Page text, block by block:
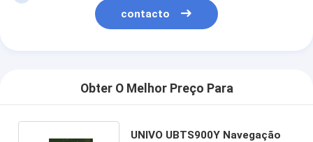
contacto
Obter O Melhor Preço Para
UNIVO UBTS900Y Navegação